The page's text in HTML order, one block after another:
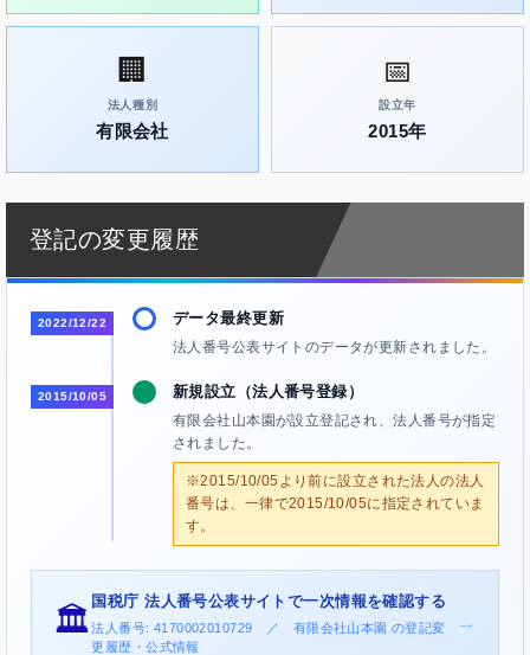
🏢
法人種別
有限会社
📅
設立年
2015年
登記の変更履歴
2022/12/22 データ最終更新
法人番号公表サイトのデータが更新されました。
2015/10/05 新規設立（法人番号登録）
有限会社山本園が設立登記され、法人番号が指定
されました。
※2015/10/05より前に設立された法人の法人
番号は、一律で2015/10/05に指定されていま
す。
🏛️
国税庁 法人番号公表サイトで一次情報を確認する
法人番号: 4170002010729 ／ 有限会社山本園 の登記変
更履歴・公式情報
→